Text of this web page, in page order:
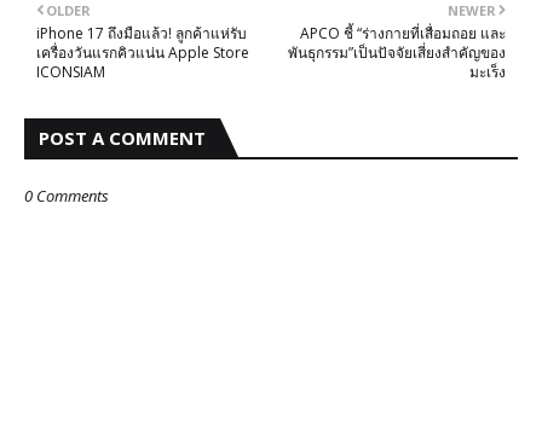
NEWER
APCO ชี้ “ร่างกายที่เสื่อมถอย และ
พันธุกรรม”เป็นปัจจัยเสี่ยงสำคัญของ
มะเร็ง
OLDER
iPhone 17 ถึงมือแล้ว! ลูกค้าแห่รับ
เครื่องวันแรกคิวแน่น Apple Store
ICONSIAM
POST A COMMENT
0 Comments